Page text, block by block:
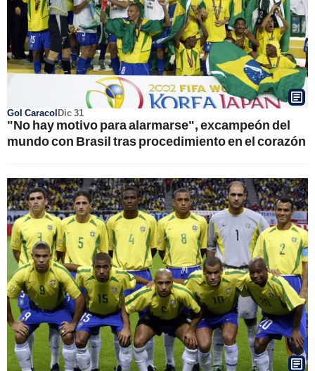
Gol CaracolDic 31
"No hay motivo para alarmarse", excampeón del
mundo con Brasil tras procedimiento en el corazón